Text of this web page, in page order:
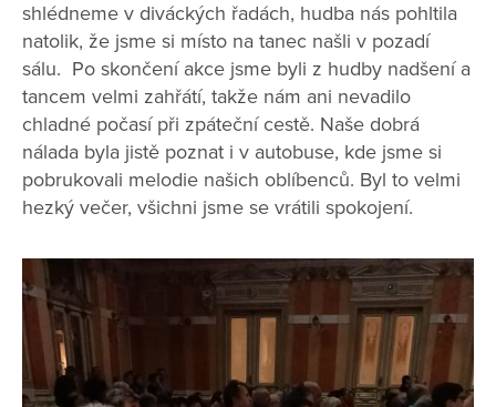
shlédneme v diváckých řadách, hudba nás pohltila
natolik, že jsme si místo na tanec našli v pozadí
sálu. Po skončení akce jsme byli z hudby nadšení a
tancem velmi zahřátí, takže nám ani nevadilo
chladné počasí při zpáteční cestě. Naše dobrá
nálada byla jistě poznat i v autobuse, kde jsme si
pobrukovali melodie našich oblíbenců. Byl to velmi
hezký večer, všichni jsme se vrátili spokojení.